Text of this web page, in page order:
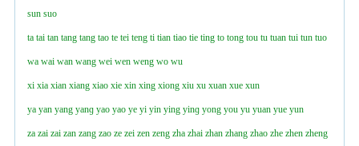
sun suo
ta tai tan tang tang tao te tei teng ti tian tiao tie ting to tong tou tu tuan tui tun tuo
wa wai wan wang wei wen weng wo wu
xi xia xian xiang xiao xie xin xing xiong xiu xu xuan xue xun
ya yan yang yanɡ yao yao ye yi yin ying yinɡ yong you yu yuan yue yun
za zai zai zan zang zao ze zei zen zeng zha zhai zhan zhang zhao zhe zhen zheng